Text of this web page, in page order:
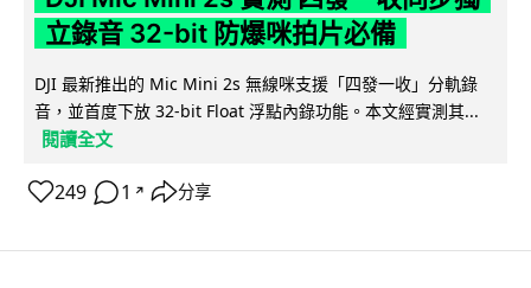
立錄音 32-bit 防爆咪拍片必備
DJI 最新推出的 Mic Mini 2s 無線咪支援「四發一收」分軌錄
音，並首度下放 32-bit Float 浮點內錄功能。本文經實測其...
閱讀全文
249 1 ↗ 分享